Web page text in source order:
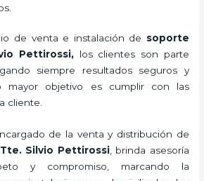
de venta e instalación de soporte
Pettirossi, los clientes son parte
siempre resultados seguros y
mayor objetivo es cumplir con las
cliente.
de la venta y distribución de
Silvio Pettirossi, brinda asesoría
y compromiso, marcando la